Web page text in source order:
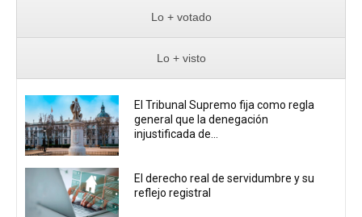
Lo + votado
Lo + visto
El Tribunal Supremo fija como regla
general que la denegación
injustificada de...
El derecho real de servidumbre y su
reflejo registral